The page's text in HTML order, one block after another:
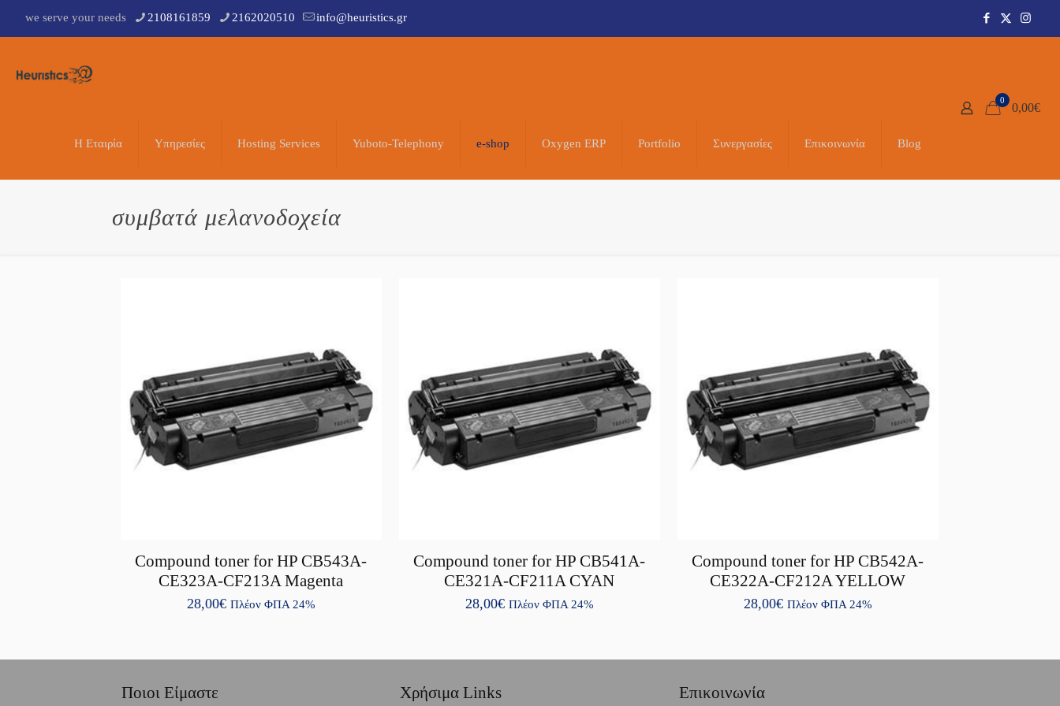
we serve your needs 2108161859 2162020510 info@heuristics.gr
Η Εταιρία Υπηρεσίες Hosting Services Yuboto-Telephony e-shop Oxygen ERP Portfolio Συνεργασίες Επικοινωνία Blog
0
0,00€
συμβατά μελανοδοχεία
Compound toner for HP CB543A-
CE323A-CF213A Magenta
28,00€ Πλέον ΦΠΑ 24%
Compound toner for HP CB541A-
CE321A-CF211A CYAN
28,00€ Πλέον ΦΠΑ 24%
Compound toner for HP CB542A-
CE322A-CF212A YELLOW
28,00€ Πλέον ΦΠΑ 24%
Ποιοι Είμαστε Χρήσιμα Links Επικοινωνία